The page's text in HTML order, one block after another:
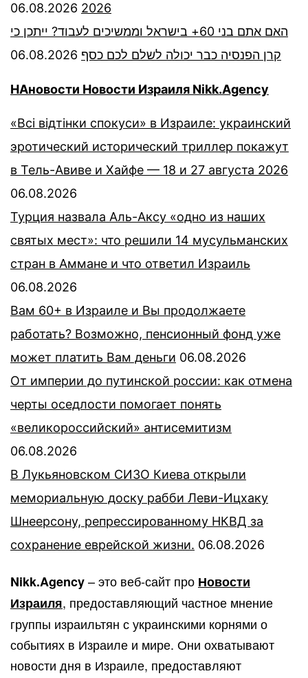
2026
06.08.2026
האם אתם בני 60+ בישראל וממשיכים לעבוד? ייתכן כי
קרן הפנסיה כבר יכולה לשלם לכם כסף 06.08.2026
НАновости Новости Израиля Nikk.Agency
«Всі відтінки спокуси» в Израиле: украинский
эротический исторический триллер покажут
в Тель-Авиве и Хайфе — 18 и 27 августа 2026
06.08.2026
Турция назвала Аль-Аксу «одно из наших
святых мест»: что решили 14 мусульманских
стран в Аммане и что ответил Израиль
06.08.2026
Вам 60+ в Израиле и Вы продолжаете
работать? Возможно, пенсионный фонд уже
может платить Вам деньги 06.08.2026
От империи до путинской россии: как отмена
черты оседлости помогает понять
«великороссийский» антисемитизм
06.08.2026
В Лукьяновском СИЗО Киева открыли
мемориальную доску рабби Леви-Ицхаку
Шнеерсону, репрессированному НКВД за
сохранение еврейской жизни. 06.08.2026
Nikk.Agency– это веб-сайт про Новости
Израиля, предоставляющий частное мнение
группы израильтян с украинскими корнями о
событиях в Израиле и мире. Они охватывают
новости дня в Израиле, предоставляют